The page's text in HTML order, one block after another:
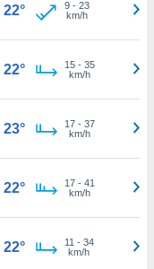
22° 9- 23
km/h
22° 15- 35
km/h
23° 17- 37
km/h
22° 17- 41
km/h
22° 11 - 34
km/h